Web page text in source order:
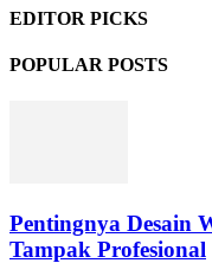
EDITOR PICKS
POPULAR POSTS
Pentingnya Desain
Tampak Profesional